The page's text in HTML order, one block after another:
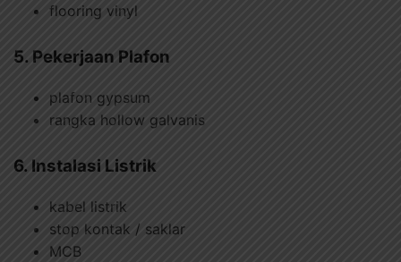
flooring vinyl
5. Pekerjaan Plafon
plafon gypsum
rangka hollow galvanis
6. Instalasi Listrik
kabel listrik
stop kontak / saklar
MCB